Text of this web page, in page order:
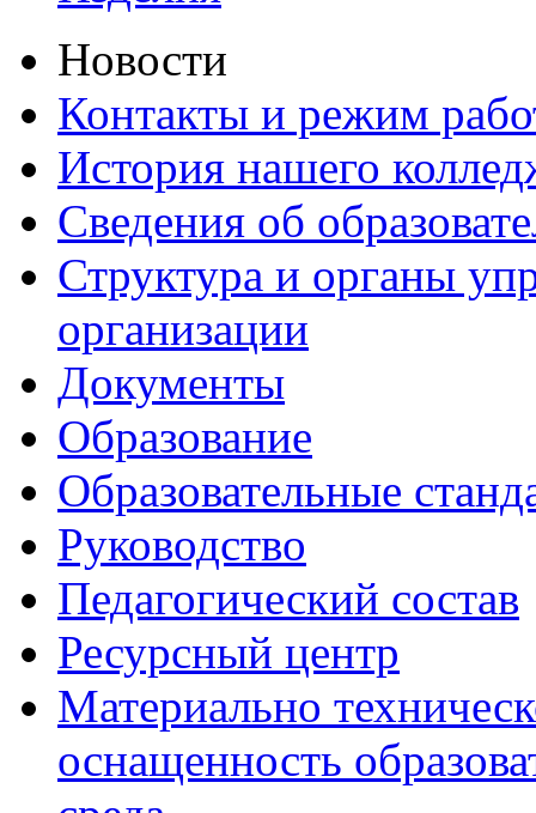
Новости
Контакты и режим
История нашего
Сведения об
Структура и органы
организации
Документы
Образование
Образовательные
Руководство
Педагогический состав
Ресурсный центр
Материально
оснащенность